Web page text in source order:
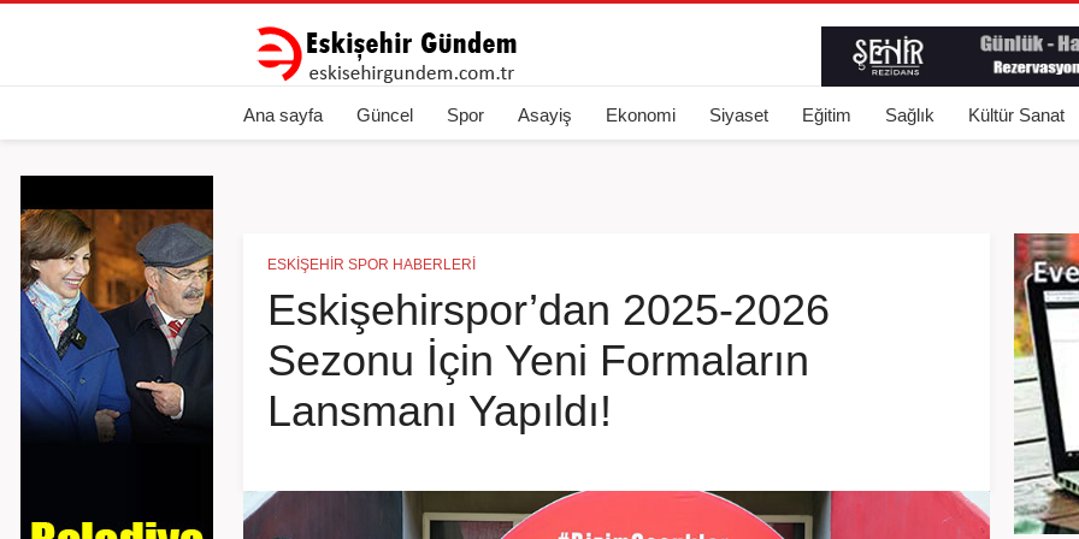
Ana sayfa Güncel Spor Asayiş Ekonomi Siyaset Eğitim Sağlık Kültür Sanat
ESKIŞEHIR SPOR HABERLERI
Eskişehirspor’dan 2025-2026
Sezonu İçin Yeni Formaların
Lansmanı Yapıldı!